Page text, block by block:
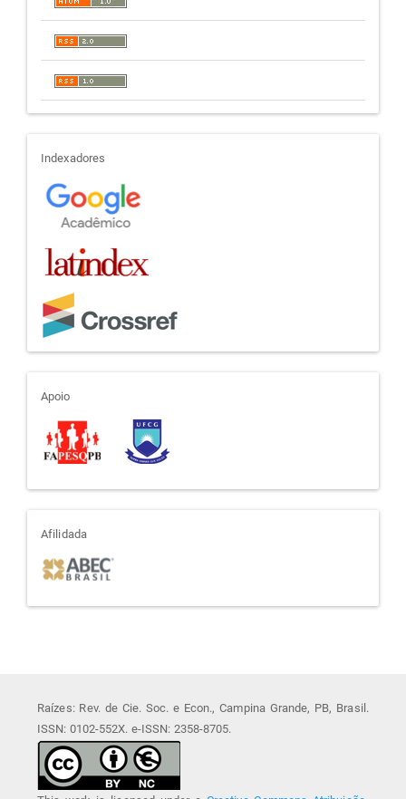
indexadores
Indexadores
apoio
Apoio
afiliada
Afilidada
Raízes: Rev. de Cie. Soc. e Econ., Campina Grande, PB, Brasil.
ISSN: 0102-552X. e-ISSN: 2358-8705.